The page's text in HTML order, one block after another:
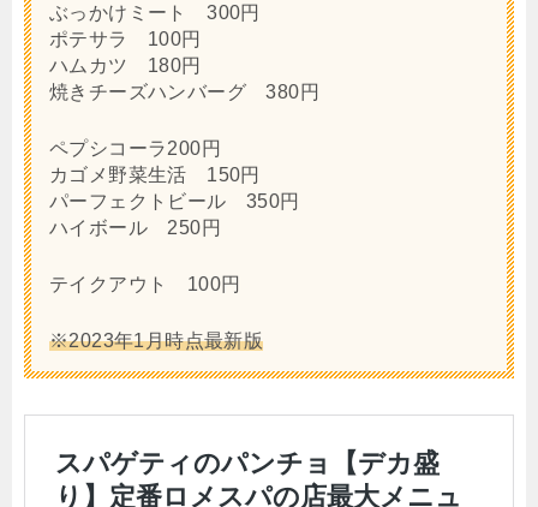
ぶっかけミート 300円
ポテサラ 100円
ハムカツ 180円
焼きチーズハンバーグ 380円
ペプシコーラ200円
カゴメ野菜生活 150円
パーフェクトビール 350円
ハイボール 250円
テイクアウト 100円
※2023年1月時点最新版